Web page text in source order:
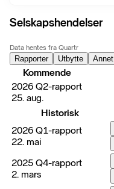
Selskapshendelser
Data hentes fra Quartr
Rapporter Utbytte Annet
Kommende
2026 Q2-rapport
25. aug.
Historisk
2026 Q1-rapport
22. mai
2025 Q4-rapport
2. mars